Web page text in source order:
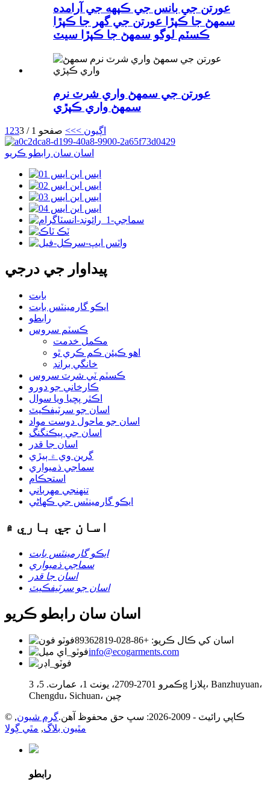
عورتن جي بانس جي ڪپهه جي آرامده
سمهڻ جا ڪپڙا عورتن جي گهر جا ڪپڙا
ڪسٽم لوگو سمهڻ جا ڪپڙا سيٽ
عورتن جي سمهڻ واري شرٽ نرم
سمهڻ واري ڪپڙي
123 اڳيون >>> صفحو 1 / 3
اسان سان رابطو ڪريو
پيداوار جي درجي
بابت
ايڪو گارمينٽس بابت
رابطو
ڪسٽم سروس
مڪمل خدمت
اهو ڪيئن ڪم ڪري ٿو
خانگي برانڊ
ڪسٽم ٽي شرٽ سروس
ڪارخاني جو دورو
اڪثر پڇيا ويا سوال
اسان جو سرٽيفڪيٽ
اسان جو ماحول دوست مواد
اسان جي پيڪنگنگ
اسان جا قدر
گرين وي ۾ ٻيڙي
سماجي ذميواري
استحڪام
تنهنجي مهرباني
ايڪو گارمينٽس جي ڪهاڻي
اسان جي باري ۾
ايڪو گارمينٽس بابت
سماجي ذميواري
اسان جا قدر
اسان جو سرٽيفڪيٽ
اسان سان رابطو ڪريو
اسان کي ڪال ڪريو: +86-028-89362819
info@ecogarments.com
ڪمرو 2701-2709، يونٽ 1، عمارت. 5، 3g پلازا، Banzhuyuan،
Chengdu، Sichuan، چين
© ڪاپي رائيٽ - 2009-2026: سڀ حق محفوظ آهن. گرم شيون,
مٿيون بلاگ, مٿي ڳولا
رابطو